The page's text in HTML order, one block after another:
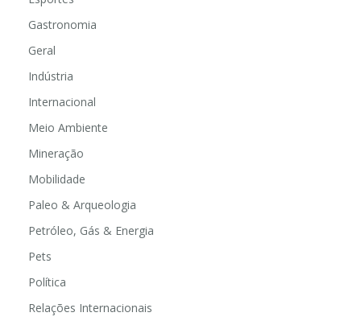
Gastronomia
Geral
Indústria
Internacional
Meio Ambiente
Mineração
Mobilidade
Paleo & Arqueologia
Petróleo, Gás & Energia
Pets
Política
Relações Internacionais